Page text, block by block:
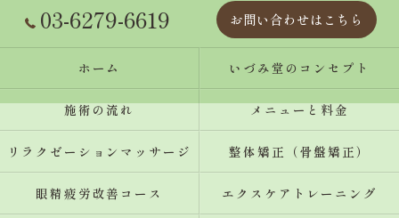
03-6279-6619 お問い合わせはこちら
ホーム いづみ堂のコンセプト
施術の流れ メニューと料金
リラクゼーションマッサージ 整体矯正（骨盤矯正）
眼精疲労改善コース エクスケアトレーニング